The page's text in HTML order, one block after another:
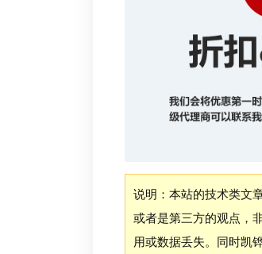
说明：本站的技术类文
或者是第三方的观点，
用或数据丢失。同时凯